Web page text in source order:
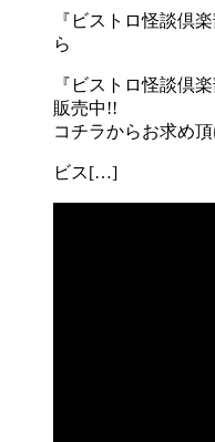
『ビストロ怪談倶
ら
『ビストロ怪談倶
販売中!!
コチラからお求め頂
ビス[…]